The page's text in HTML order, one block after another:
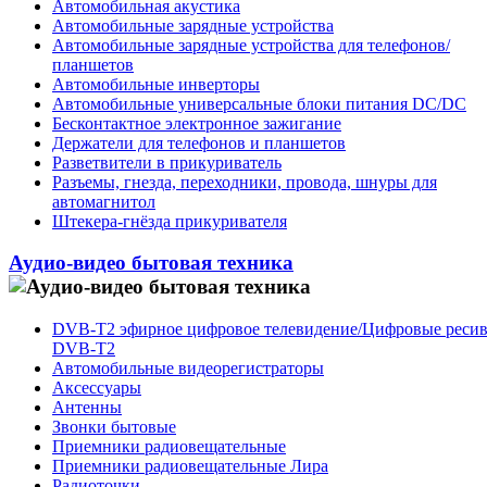
Автомобильная акустика
Автомобильные зарядные устройства
Автомобильные зарядные устройства для телефонов/
планшетов
Автомобильные инверторы
Автомобильные универсальные блоки питания DC/DC
Бесконтактное электронное зажигание
Держатели для телефонов и планшетов
Разветвители в прикуриватель
Разъемы, гнезда, переходники, провода, шнуры для
автомагнитол
Штекера-гнёзда прикуривателя
Аудио-видео бытовая техника
DVB-T2 эфирное цифровое телевидение/Цифровые
DVB-T2
Автомобильные видеорегистраторы
Аксессуары
Антенны
Звонки бытовые
Приемники радиовещательные
Приемники радиовещательные Лира